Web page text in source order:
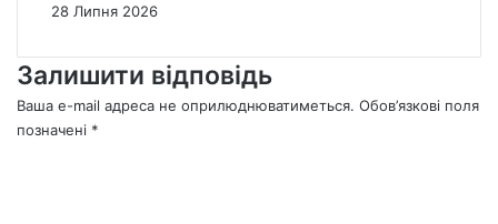
28 Липня 2026
Залишити відповідь
Ваша e-mail адреса не оприлюднюватиметься. Обов’язкові поля
позначені *